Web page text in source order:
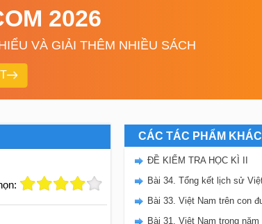
2026
VÀ GIẢI THÊM NHIỀU SÁCH
CÁC TÁC PHẨM KHÁC
ĐỀ KIỂM TRA HỌC KÌ II